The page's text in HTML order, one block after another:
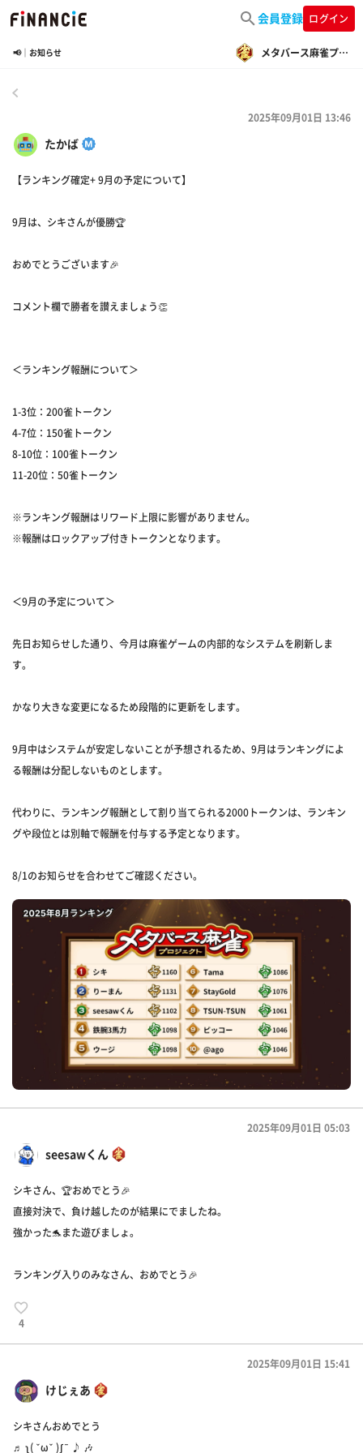
会員登録 ログイン
📢｜お知らせ メタバース麻雀プロジェクト
たかば
2025年09月01日 13:46
【ランキング確定+ 9月の予定について】
9月は、シキさんが優勝🏆
おめでとうございます🎉
コメント欄で勝者を讃えましょう👏
＜ランキング報酬について＞
1-3位：200雀トークン
4-7位：150雀トークン
8-10位：100雀トークン
11-20位：50雀トークン
※ランキング報酬はリワード上限に影響がありません。
※報酬はロックアップ付きトークンとなります。
＜9月の予定について＞
先日お知らせした通り、今月は麻雀ゲームの内部的なシステムを刷新しま
す。
かなり大きな変更になるため段階的に更新をします。
9月中はシステムが安定しないことが予想されるため、9月はランキングによ
る報酬は分配しないものとします。
代わりに、ランキング報酬として割り当てられる2000トークンは、ランキン
グや段位とは別軸で報酬を付与する予定となります。
8/1のお知らせを合わせてご確認ください。
seesawくん
2025年09月01日 05:03
シキさん、🏆おめでとう🎉
直接対決で、負け越したのが結果にでましたね。
強かった🐬また遊びましょ。
ランキング入りのみなさん、おめでとう🎉
4
けじぇあ
2025年09月01日 15:41
シキさんおめでとう
♬ ʅ( ˇωˇ )ʃ¯ ♪ 🎶